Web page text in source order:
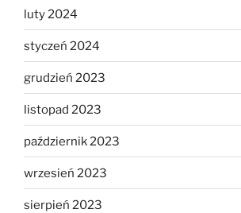
luty 2024
styczeń 2024
grudzień 2023
listopad 2023
październik 2023
wrzesień 2023
sierpień 2023